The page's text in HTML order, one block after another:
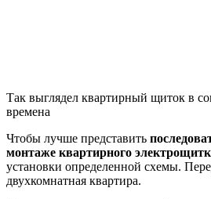
Так выглядел квартирный щиток в
времена
Чтобы лучше представить
монтаже квартирного электро
установки определенной схемы.
двухкомнатная квартира.